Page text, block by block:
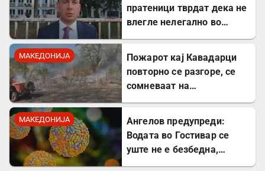
пратеници тврдат дека не
влегле нелегално во
МАКЕДОНИЈА
Пожарот кај Кавадарци
повторно се разгоре, се
сомневаат на
МАКЕДОНИЈА
Ангелов предупреди:
Водата во Гостивар се
уште не е безбедна,